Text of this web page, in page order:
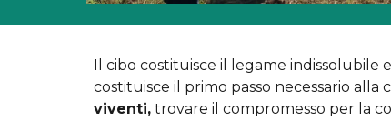
Il cibo costituisce il legame indissolubile
costituisce il primo passo necessario
viventi,trovare il compromesso per la